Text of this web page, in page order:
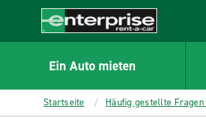
CONTENT
Enterprise
Ein Auto mieten
Startseite Häufig gestellte